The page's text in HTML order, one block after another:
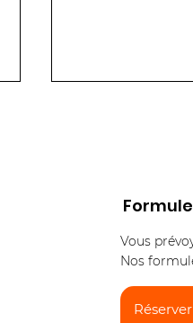
Projet INEOS
d'Anvers
Vous
Nos